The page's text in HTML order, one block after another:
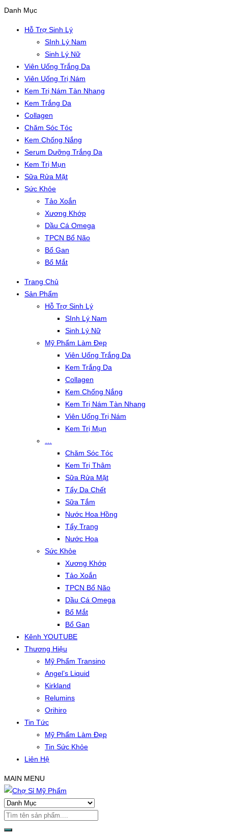
Danh Mục
Hỗ Trợ Sinh Lý
SInh Lý Nam
Sinh Lý Nữ
Viên Uống Trắng Da
Viên Uống Trị Nám
Kem Trị Nám Tàn Nhang
Kem Trắng Da
Collagen
Chăm Sóc Tóc
Kem Chống Nắng
Serum Dưỡng Trắng Da
Kem Trị Mụn
Sữa Rửa Mặt
Sức Khỏe
Tảo Xoắn
Xương Khớp
Dầu Cá Omega
TPCN Bổ Não
Bổ Gan
Bổ Mắt
Trang Chủ
Sản Phẩm
Hỗ Trợ Sinh Lý
SInh Lý Nam
Sinh Lý Nữ
Mỹ Phẩm Làm Đẹp
Viên Uống Trắng Da
Kem Trắng Da
Collagen
Kem Chống Nắng
Kem Trị Nám Tàn Nhang
Viên Uống Trị Nám
Kem Trị Mụn
Chăm Sóc Tóc
Kem Trị Thâm
Sữa Rửa Mặt
Tẩy Da Chết
Sữa Tắm
Nước Hoa Hồng
Tẩy Trang
Nước Hoa
Sức Khỏe
Xương Khớp
Tảo Xoắn
TPCN Bổ Não
Dầu Cá Omega
Bổ Mắt
Bổ Gan
Kênh YOUTUBE
Thương Hiệu
Mỹ Phẩm Transino
Angel’s Liquid
Kirkland
Relumins
Orihiro
Tin Tức
Mỹ Phẩm Làm Đẹp
Tin Sức Khỏe
Liên Hệ
MAIN MENU